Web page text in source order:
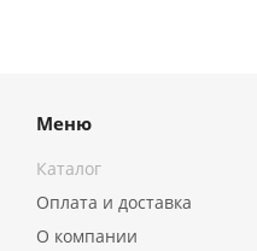
Меню
Каталог
Оплата и доставка
О компании